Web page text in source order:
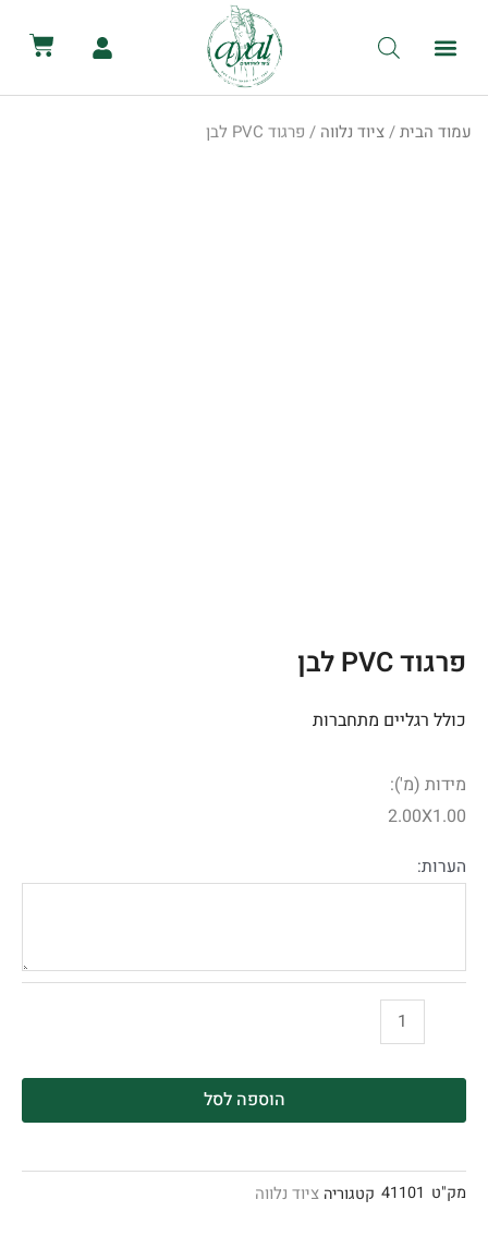
פרגוד PVC לבן
כולל רגליים מתחברות
מידות (מ'):
2.00X1.00
הערות:
הוספה לסל
מק"ט 41101 קטגוריה ציוד נלווה
עמוד הבית/ציוד נלווה / פרגוד PVC לבן